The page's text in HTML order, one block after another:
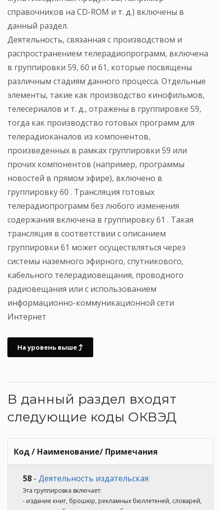
справочников на CD-ROM и т. д.) включены в
данный раздел.
Деятельность, связанная с производством и
распространением телерадиопрограмм, включена
в группировки 59, 60 и 61, которые посвящены
различным стадиям данного процесса. Отдельные
элементы, такие как производство кинофильмов,
телесериалов и т. д., отражены в группировке 59,
тогда как производство готовых программ для
телерадиоканалов из компонентов,
произведенных в рамках группировки 59 или
прочих компонентов (например, программы
новостей в прямом эфире), включено в
группировку 60 . Трансляция готовых
телерадиопрограмм без любого изменения
содержания включена в группировку 61 . Такая
трансляция в соответствии с описанием
группировки 61 может осуществляться через
системы наземного эфирного, спутникового,
кабельного телерадиовещания, проводного
радиовещания или с использованием
информационно-коммуникационной сети
Интернет
На уровень выше
В данный раздел входят
следующие коды ОКВЭД
Код / Наименование/ Примечания
58 - Деятельность издательская
Эта группировка включает:
- издание книг, брошюр, рекламных бюллетеней, словарей,